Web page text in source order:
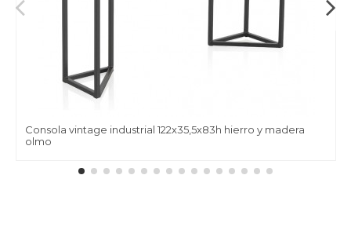
Consola vintage industrial 122x35,5x83h hierro y madera
olmo